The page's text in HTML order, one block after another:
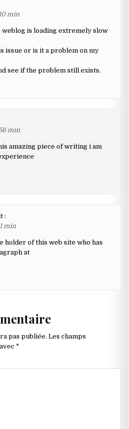
min
weblog is loading extremely slow
issue or is it a problem on my
see if the problem still exists.
min
amazing piece of writing i am
:
min
holder of this web site who has
at
pas publiée. Les champs
*